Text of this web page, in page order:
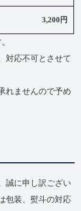
3,200円
対応不可とさせて
れませんので予め
誠に申し訳ござい
包装、熨斗の対応